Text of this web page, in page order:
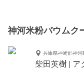
神河米粉バウムク
兵庫県神崎郡神河
柴田英樹 | ア